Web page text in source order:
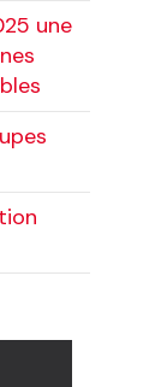
une